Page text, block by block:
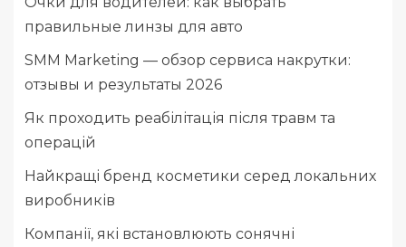
правильные линзы для авто
SMM Marketing — обзор сервиса накрутки:
отзывы и результаты 2026
Як проходить реабілітація після травм та
операцій
Найкращі бренд косметики серед локальних
виробників
Компанії, які встановлюють сонячні